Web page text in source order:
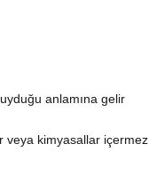
anlamına gelir
veya kimyasallar içermez